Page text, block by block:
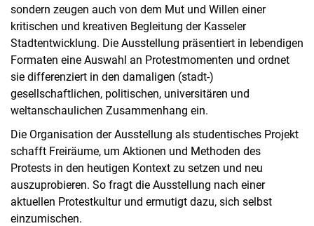
sondern zeugen auch von dem Mut und Willen einer
kritischen und kreativen Begleitung der Kasseler
Stadtentwicklung. Die Ausstellung präsentiert in lebendigen
Formaten eine Auswahl an Protestmomenten und ordnet
sie differenziert in den damaligen (stadt-)
gesellschaftlichen, politischen, universitären und
weltanschaulichen Zusammenhang ein.
Die Organisation der Ausstellung als studentisches Projekt
schafft Freiräume, um Aktionen und Methoden des
Protests in den heutigen Kontext zu setzen und neu
auszuprobieren. So fragt die Ausstellung nach einer
aktuellen Protestkultur und ermutigt dazu, sich selbst
einzumischen.